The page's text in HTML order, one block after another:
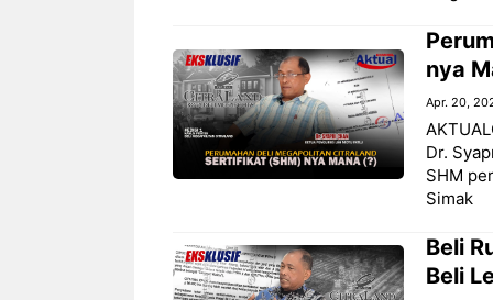
nya
Apr. 20,
Dr.
SHM
Simak
‎Beli
Beli